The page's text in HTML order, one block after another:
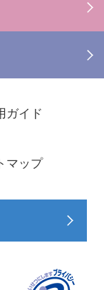
ガイド
マップ